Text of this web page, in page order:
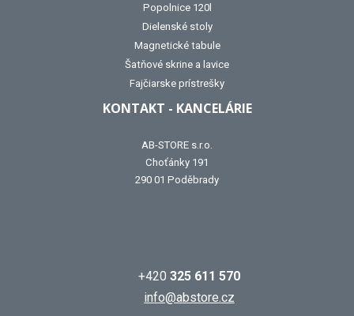
Popolnice 120l
Dielenské stoly
Magnetické tabule
Šatňové skrine a lavice
Fajčiarske prístrešky
KONTAKT - KANCELÁRIE
AB-STORE s.r.o.
Choťánky 191
290 01 Poděbrady
+420 325 611 570
info@abstore.cz